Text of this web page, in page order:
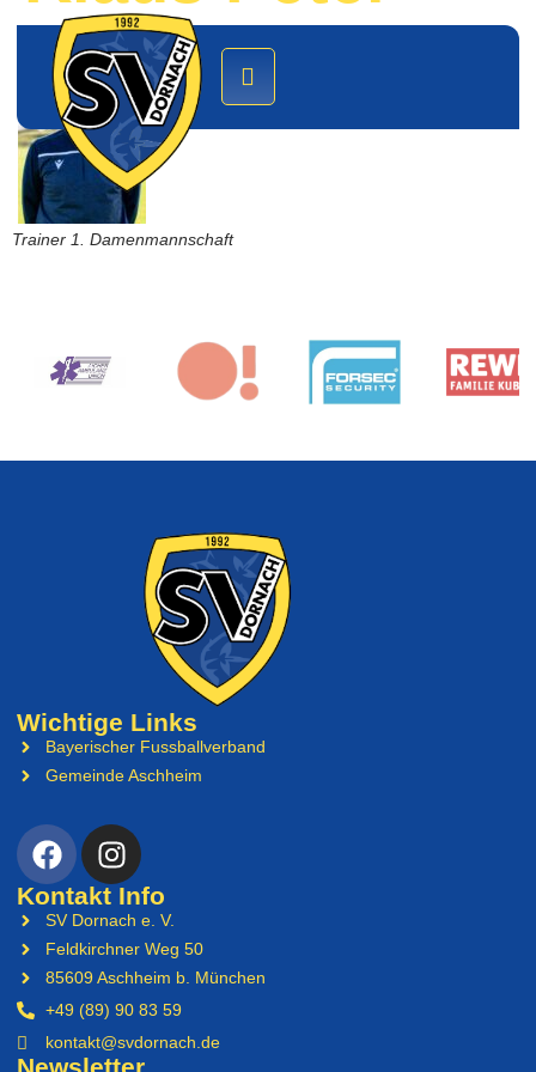
Trainer 1. Damenmannschaft
Wichtige Links
Bayerischer Fussballverband
Gemeinde Aschheim
Kontakt Info
SV Dornach e. V.
Feldkirchner Weg 50
85609 Aschheim b. München
+49 (89) 90 83 59
kontakt@svdornach.de